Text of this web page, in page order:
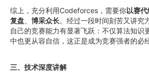
综上，充分利用Codeforces，需要你以赛代
复盘
博采众长。经过一段时间刻苦又讲究
自己的竞赛能力有显著飞跃：不仅算法知识
中也更从容自信，这正是成为竞赛强者的必
三、技术深度讲解